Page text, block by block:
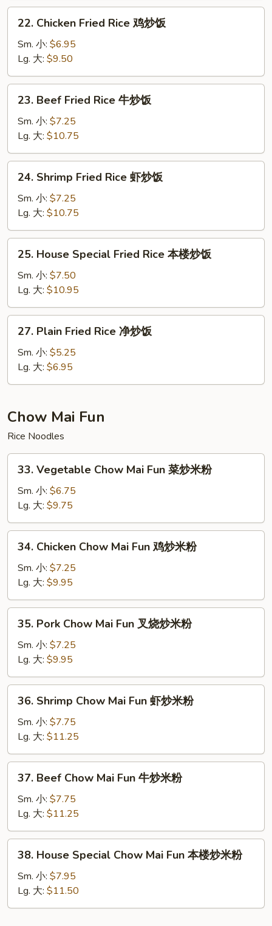
叉
Chicken
Fried
Rice
鸡
炒
22. Chicken Fried Rice 鸡炒饭
Sm. 小: $6.95
Lg. 大: $9.50
Beef
Fried
Rice
牛
炒
23. Beef Fried Rice 牛炒饭
Sm. 小: $7.25
Lg. 大: $10.75
Shrimp
Fried
Rice
虾
炒
24. Shrimp Fried Rice 虾炒饭
Sm. 小: $7.25
Lg. 大: $10.75
House
Special
Fried
Rice
本
25. House Special Fried Rice 本楼炒饭
Sm. 小: $7.50
Lg. 大: $10.95
Plain
Fried
Rice
净
饭
27. Plain Fried Rice 净炒饭
Sm. 小: $5.25
Lg. 大: $6.95
Chow Mai Fun
Rice Noodles
Vegetable
Chow
Mai
Fun
菜
33. Vegetable Chow Mai Fun 菜炒米粉
Sm. 小: $6.75
Lg. 大: $9.75
Chicken
Chow
Mai
Fun
鸡
34. Chicken Chow Mai Fun 鸡炒米粉
Sm. 小: $7.25
Lg. 大: $9.95
Pork
Chow
Mai
Fun
叉
35. Pork Chow Mai Fun 叉烧炒米粉
Sm. 小: $7.25
Lg. 大: $9.95
Shrimp
Chow
Mai
Fun
虾
36. Shrimp Chow Mai Fun 虾炒米粉
Sm. 小: $7.75
Lg. 大: $11.25
Beef
Chow
Mai
Fun
牛
37. Beef Chow Mai Fun 牛炒米粉
Sm. 小: $7.75
Lg. 大: $11.25
House
Special
Chow
Mai
38. House Special Chow Mai Fun 本楼炒米粉
Sm. 小: $7.95
Lg. 大: $11.50